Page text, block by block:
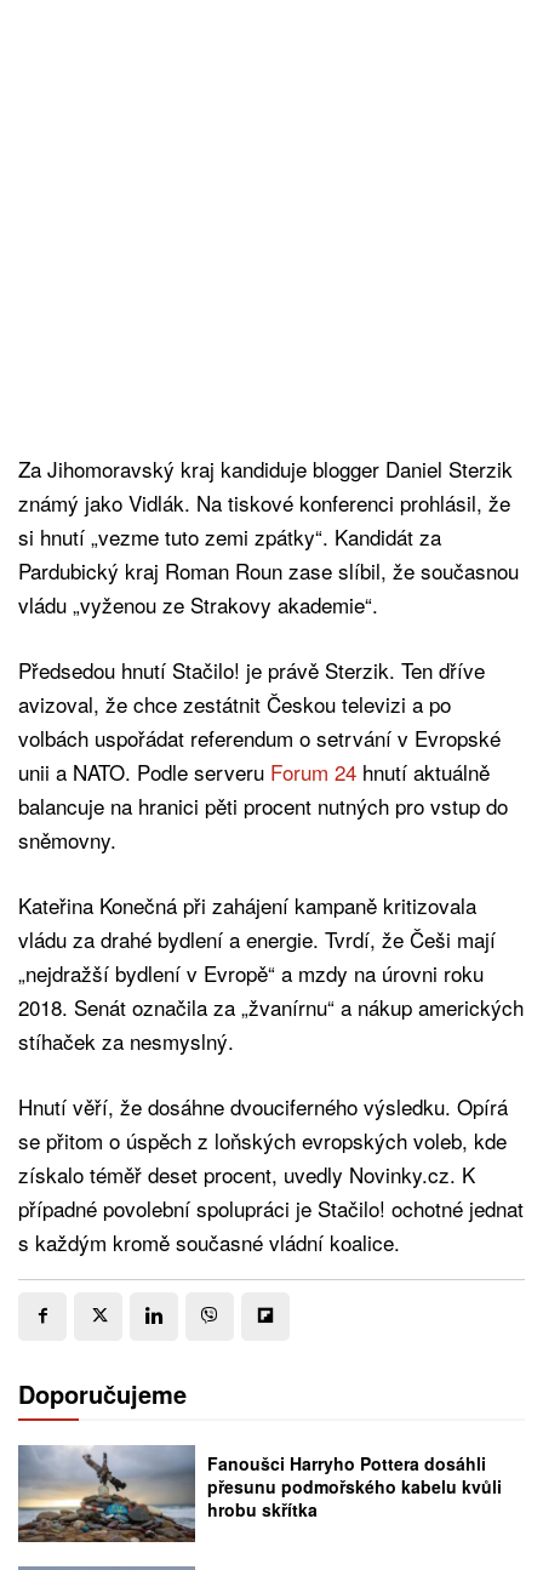
Za Jihomoravský kraj kandiduje blogger Daniel Sterzik
známý jako Vidlák. Na tiskové konferenci prohlásil, že
si hnutí „vezme tuto zemi zpátky“. Kandidát za
Pardubický kraj Roman Roun zase slíbil, že současnou
vládu „vyženou ze Strakovy akademie“.
Předsedou hnutí Stačilo! je právě Sterzik. Ten dříve
avizoval, že chce zestátnit Českou televizi a po
volbách uspořádat referendum o setrvání v Evropské
unii a NATO. Podle serveru Forum 24 hnutí aktuálně
balancuje na hranici pěti procent nutných pro vstup do
sněmovny.
Kateřina Konečná při zahájení kampaně kritizovala
vládu za drahé bydlení a energie. Tvrdí, že Češi mají
„nejdražší bydlení v Evropě“ a mzdy na úrovni roku
2018. Senát označila za „žvanírnu“ a nákup amerických
stíhaček za nesmyslný.
Hnutí věří, že dosáhne dvouciferného výsledku. Opírá
se přitom o úspěch z loňských evropských voleb, kde
získalo téměř deset procent, uvedly Novinky.cz. K
případné povolební spolupráci je Stačilo! ochotné jednat
s každým kromě současné vládní koalice.
Doporučujeme
Fanoušci Harryho Pottera dosáhli
přesunu podmořského kabelu kvůli
hrobu skřítka